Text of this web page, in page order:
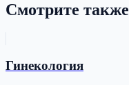
Смотрите также
Гинекология